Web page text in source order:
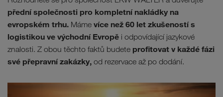
přední společnosti pro kompletní nakládky na
evropském trhu. Máme více než 60 let zkušeností s
logistikou ve východní Evropě i odpovídající jazykové
znalosti. Z obou těchto faktů budete profitovat v každé fázi
své přepravní zakázky, od rezervace až po dodání.